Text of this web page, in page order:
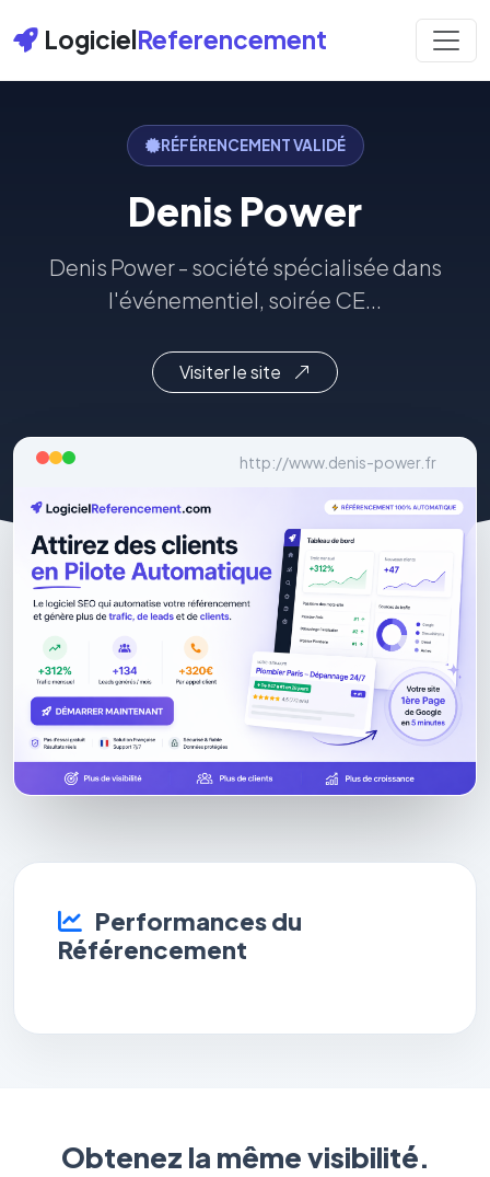
LogicielReferencement
RÉFÉRENCEMENT VALIDÉ
Denis Power
Denis Power - société spécialisée dans
l'événementiel, soirée CE...
Visiter le site
http://www.denis-power.fr
Performances du
Référencement
Obtenez la même visibilité.